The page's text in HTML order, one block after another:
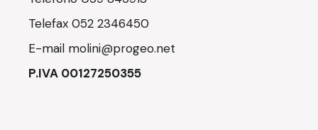
Telefax052 2346450
E-mail molini@progeo.net
P.IVA 00127250355